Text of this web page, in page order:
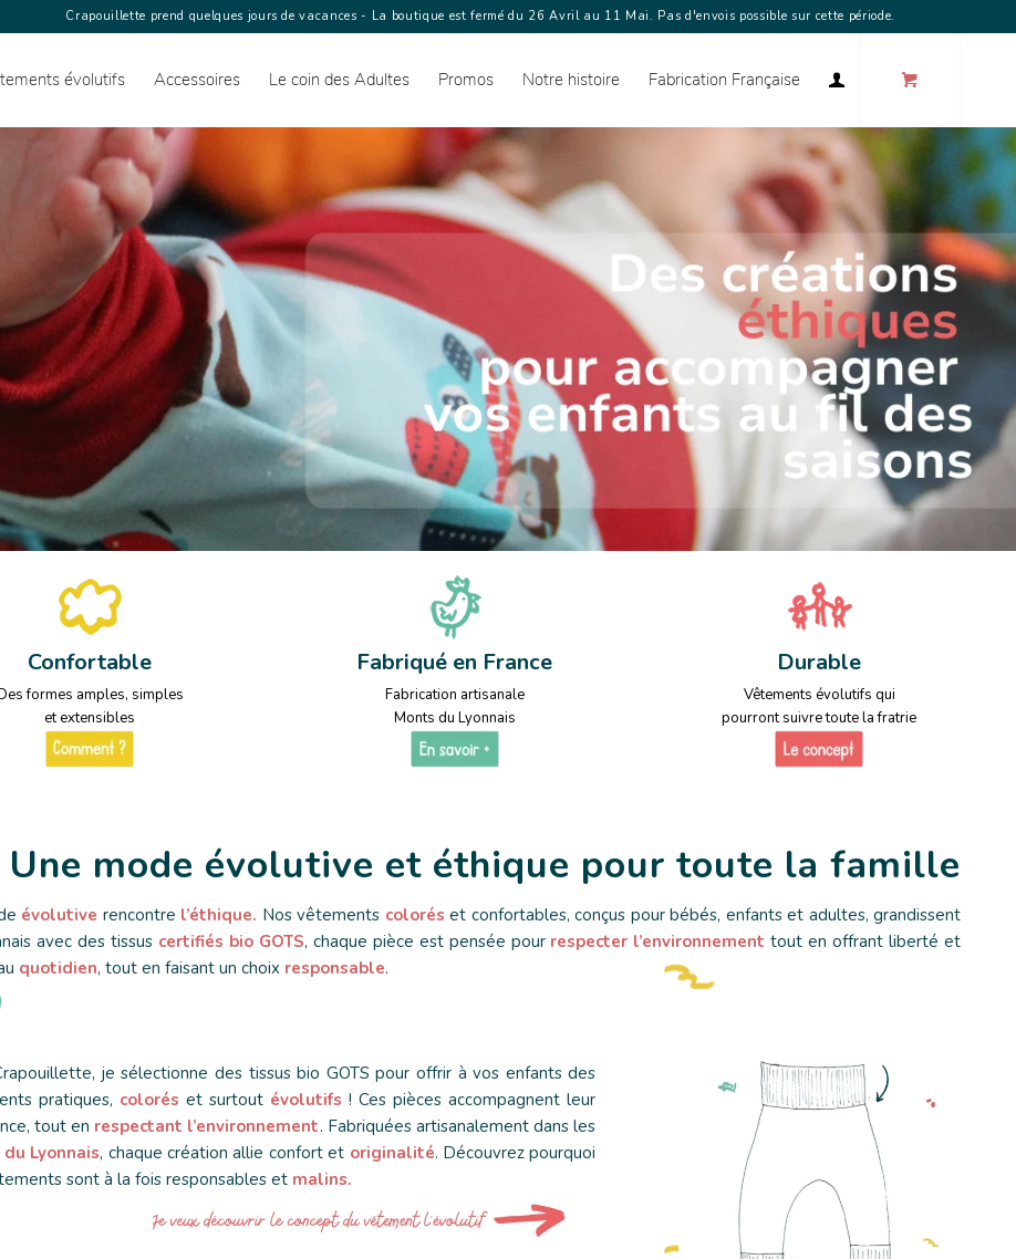
Crapouillette prend quelques jours de vacances - La boutique est fermé du 26 Avril au 11 Mai. Pas d'envois possible sur cette période.
évolutifs Accessoires Le coin des Adultes Promos Notre histoire Fabrication Française
Confortable
formes amples, simples
et extensibles
Fabriqué en France
Fabrication artisanale
Monts du Lyonnais
Durable
Vêtements évolutifs qui
pourront suivre toute la fratrie
Une mode évolutive et éthique pour toute la famille
évolutive rencontre l’éthique. Nos vêtements colorés et confortables, conçus pour bébés, enfants et adultes, grandissent
avec des tissus certifiés bio GOTS, chaque pièce est pensée pourrespecter l’environnement tout en offrant liberté et
quotidien, tout en faisant un choix responsable.
je sélectionne des tissus bio GOTS pour offrir à vos enfants des
pratiques, colorés et surtout évolutifs ! Ces pièces accompagnent leur
tout en respectant l’environnement. Fabriquées artisanalement dans les
Lyonnais, chaque création allie confort et originalité. Découvrez pourquoi
sont à la fois responsables et malins.